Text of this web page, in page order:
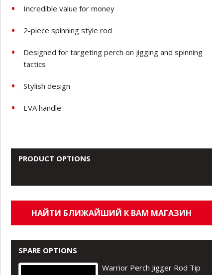
Incredible value for money
2-piece spinning style rod
Designed for targeting perch on jigging and spinning
tactics
Stylish design
EVA handle
PRODUCT OPTIONS
НАЙТИ БЛИЖАЙШИЙ К ВАМ МАГАЗИН
SPARE OPTIONS
Warrior Perch Jigger Rod Tip